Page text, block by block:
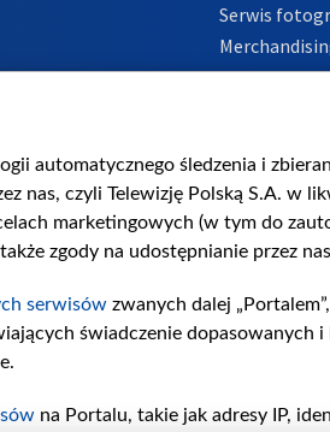
Serwis
Polityka
automatycznego śledzenia i
czyli Telewizję Polską S.A. w
marketingowych (w tym do
zgody na udostępnianie przez
serwisów zwanych dalej
świadczenie dopasowanych i
na Portalu, takie jak adresy IP,